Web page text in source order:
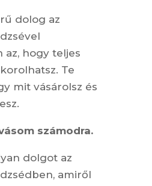
dolog az
az, hogy teljes
Te
mit vásárolsz és
számodra.
dolgot az
amiről